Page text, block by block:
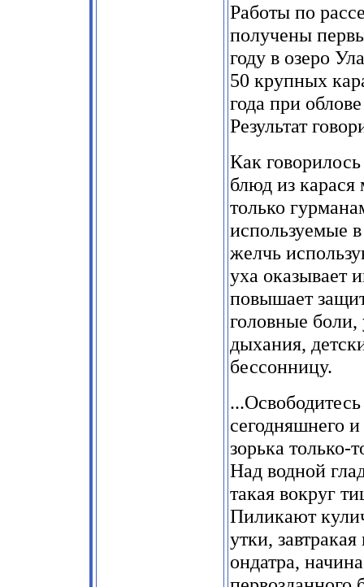
Работы по
получены
году в озеро
50 крупных
года при
Результат
Как
блюд из
только
используемые
желчь
уха оказывает
повышает
головные боли,
дыхания,
бессонницу.
сегодняшнего и
зорька только-
Над водной
такая вокруг
Пиликают
утки,
ондатра,